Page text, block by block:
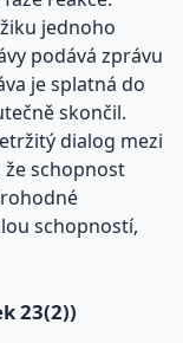
jednoho
podává zprávu
je splatná do
skončil.
dialog mezi
schopnost
schopností,
23(2))